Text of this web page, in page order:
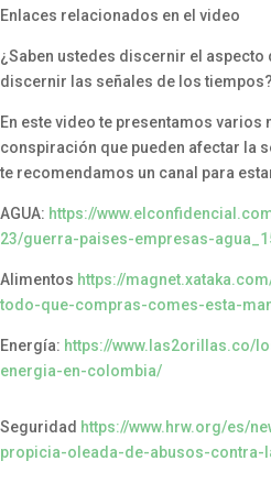
Enlaces relacionados en el video
¿Saben ustedes discernir el aspecto
discernir las señales de los
En este video te presentamos
conspiración que pueden afectar la
te recomendamos un canal para
AGUA: https://
23/guerra-paises-empresas-
Alimentos https://
todo-que-compras-comes-esta-
Energía: https://www.las2orillas.co/
energia-en-colombia/
Seguridad https://www.hrw.org/es/
propicia-oleada-de-abusos-contra-